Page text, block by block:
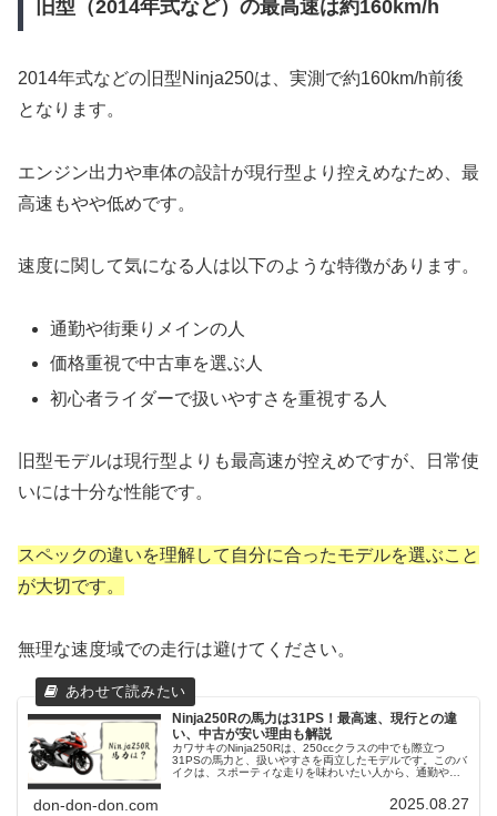
旧型（2014年式など）の最高速は約160km/h
2014年式などの旧型Ninja250は、実測で約160km/h前後
となります。
エンジン出力や車体の設計が現行型より控えめなため、最
高速もやや低めです。
速度に関して気になる人は以下のような特徴があります。
通勤や街乗りメインの人
価格重視で中古車を選ぶ人
初心者ライダーで扱いやすさを重視する人
旧型モデルは現行型よりも最高速が控えめですが、日常使
いには十分な性能です。
スペックの違いを理解して自分に合ったモデルを選ぶこと
が大切です。
無理な速度域での走行は避けてください。
Ninja250Rの馬力は31PS！最高速、現行との違
い、中古が安い理由も解説
カワサキのNinja250Rは、250ccクラスの中でも際立つ
31PSの馬力と、扱いやすさを両立したモデルです。このバ
イクは、スポーティな走りを味わいたい人から、通勤やツ
don-don-don.com 2025.08.27